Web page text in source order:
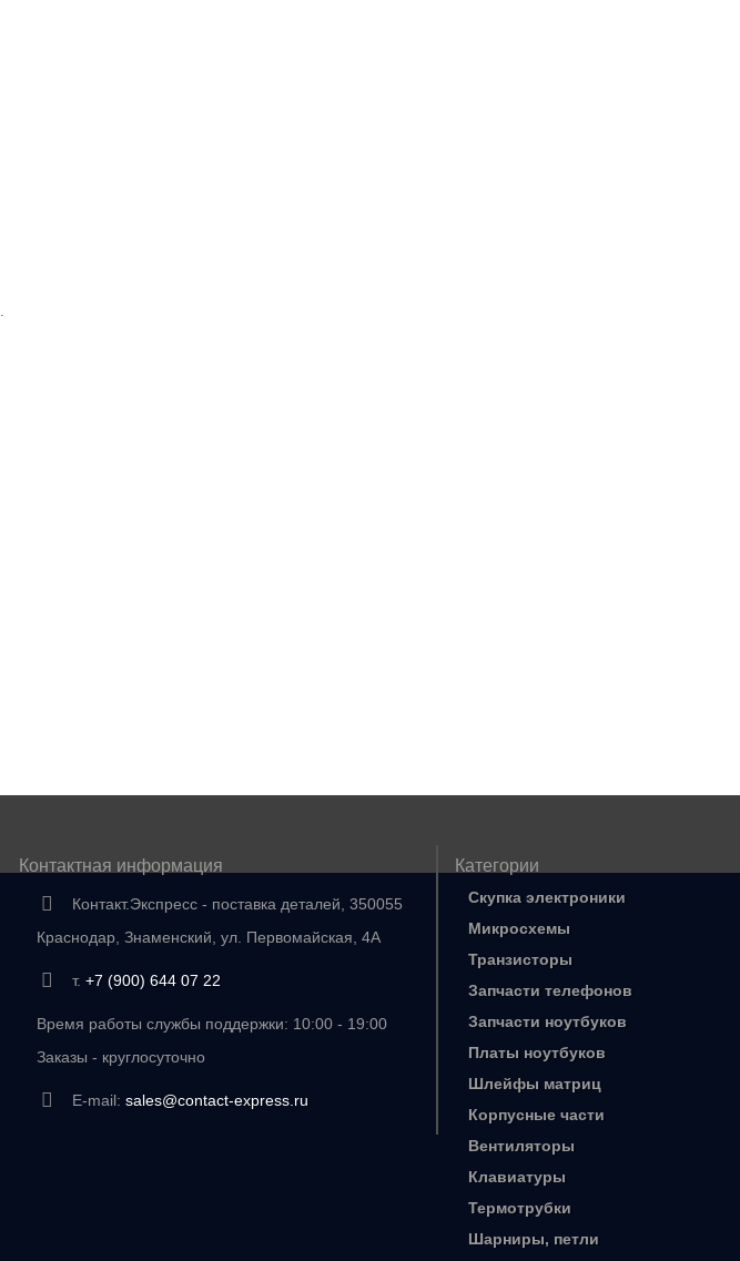
Контактная информация
Контакт.Экспресс - поставка деталей, 350055
Краснодар, Знаменский, ул. Первомайская, 4А
т. +7 (900) 644 07 22
Время работы службы поддержки: 10:00 - 19:00
Заказы - круглосуточно
E-mail: sales@contact-express.ru
Категории
Скупка электроники
Микросхемы
Транзисторы
Запчасти телефонов
Запчасти ноутбуков
Платы ноутбуков
Шлейфы матриц
Корпусные части
Вентиляторы
Клавиатуры
Термотрубки
Шарниры, петли